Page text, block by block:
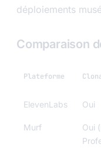
déploiements
Comparaison
Plateforme
ElevenLabs Oui
Murf
Oui